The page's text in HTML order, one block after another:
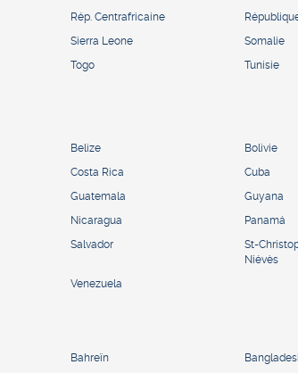
Rép. Centrafricaine
Sierra Leone
Somalie
Togo
Tunisie
Belize
Bolivie
Costa Rica
Cuba
Guatemala
Guyana
Nicaragua
Panamá
Salvador
St-
Niévès
Venezuela
Bahreïn